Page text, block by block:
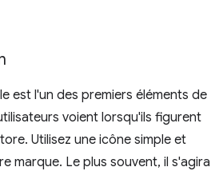
est l'un des premiers éléments de
voient lorsqu'ils figurent
Utilisez une icône simple et
marque. Le plus souvent, il s'agira